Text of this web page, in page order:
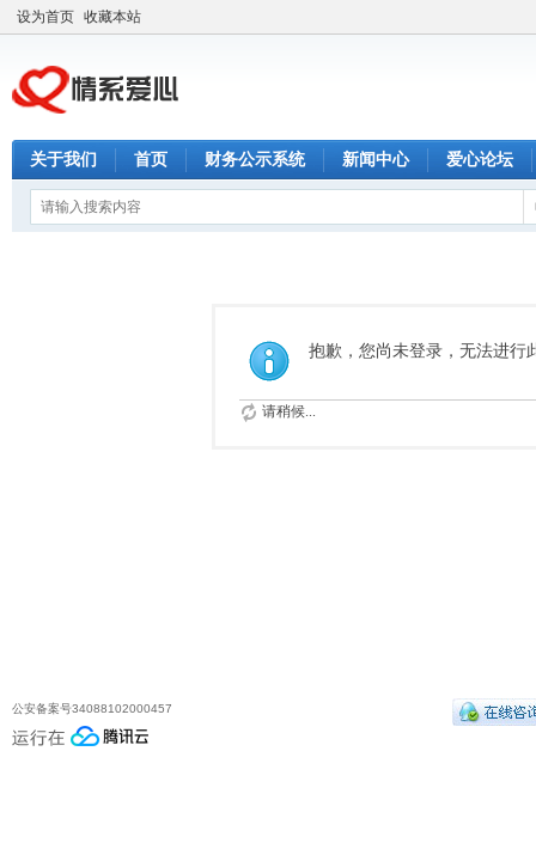
设为首页 收藏本站
关于我们 首页 财务公示系统 新闻中心 爱心论坛
抱歉，您尚未登录，无法进行
请稍候...
公安备案号34088102000457